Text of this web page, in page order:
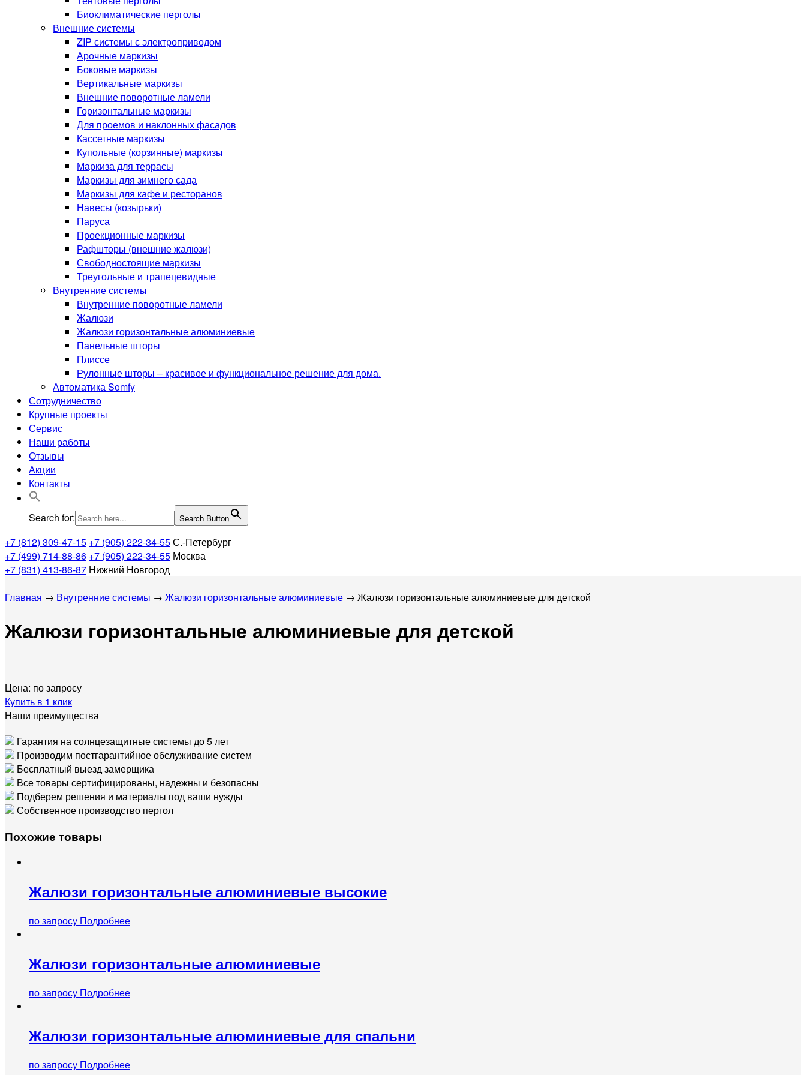
Биоклиматические перголы
Внешние системы
ZIP системы с электроприводом
Арочные маркизы
Боковые маркизы
Вертикальные маркизы
Внешние поворотные ламели
Горизонтальные маркизы
Для проемов и наклонных фасадов
Кассетные маркизы
Купольные (корзинные) маркизы
Маркиза для террасы
Маркизы для зимнего сада
Маркизы для кафе и ресторанов
Навесы (козырьки)
Паруса
Проекционные маркизы
Рафшторы (внешние жалюзи)
Свободностоящие маркизы
Треугольные и трапецевидные
Внутренние системы
Внутренние поворотные ламели
Жалюзи
Жалюзи горизонтальные алюминиевые
Панельные шторы
Плиссе
Рулонные шторы – красивое и функциональное решение для дома.
Автоматика Somfy
Сотрудничество
Крупные проекты
Сервис
Наши работы
Отзывы
Акции
Контакты
Search for: Search Button
+7 (812) 309-47-15 +7 (905) 222-34-55С.-Петербург
+7 (499) 714-88-86 +7 (905) 222-34-55 Москва
+7 (831) 413-86-87 Нижний Новгород
Главная → Внутренние системы → Жалюзи горизонтальные алюминиевые → Жалюзи горизонтальные алюминиевые для детской
Жалюзи горизонтальные алюминиевые для детской
Цена: по запросу
Купить в 1 клик
Наши преимущества
Гарантия на солнцезащитные системы до 5 лет
Производим постгарантийное обслуживание систем
Бесплатный выезд замерщика
Все товары сертифицированы, надежны и безопасны
Подберем решения и материалы под ваши нужды
Собственное производство пергол
Похожие товары
Жалюзи горизонтальные алюминиевые высокие
по запросу Подробнее
Жалюзи горизонтальные алюминиевые
по запросу Подробнее
Жалюзи горизонтальные алюминиевые для спальни
по запросу Подробнее